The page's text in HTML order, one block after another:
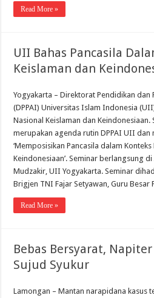
Read More »
UII Bahas Pancasila
Keislaman dan
Yogyakarta – Direktorat Pendidikan
(DPPAI) Universitas Islam Indonesia
Nasional Keislaman dan Keindonesiaan.
merupakan agenda rutin DPPAI UII
‘Memposisikan Pancasila dalam
Keindonesiaan’. Seminar berlangsung
Mudzakir, UII Yogyakarta. Seminar
Brigjen TNI Fajar Setyawan, Guru Besar
Read More »
Bebas Bersyarat,
Sujud Syukur
Lamongan – Mantan narapidana kasus